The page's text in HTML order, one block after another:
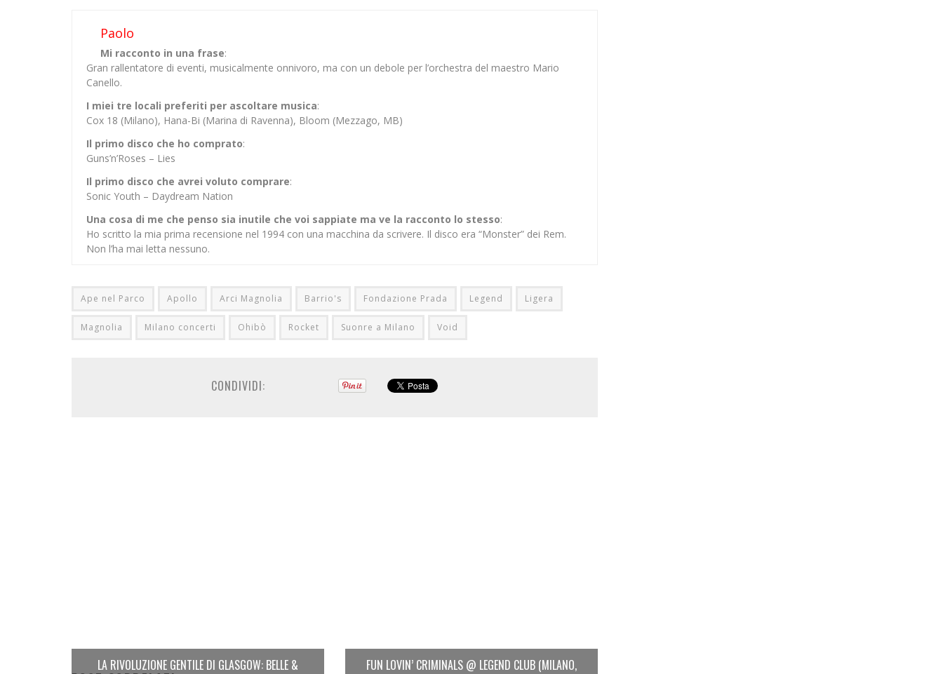
Paolo
Mi racconto in una frase:
Gran rallentatore di eventi, musicalmente onnivoro, ma con un debole per l’orchestra del maestro Mario
Canello.
I miei tre locali preferiti per ascoltare musica:
Cox 18 (Milano), Hana-Bi (Marina di Ravenna), Bloom (Mezzago, MB)
Il primo disco che ho comprato:
Guns’n’Roses – Lies
Il primo disco che avrei voluto comprare:
Sonic Youth – Daydream Nation
Una cosa di me che penso sia inutile che voi sappiate ma ve la racconto lo stesso:
Ho scritto la mia prima recensione nel 1994 con una macchina da scrivere. Il disco era “Monster” dei Rem.
Non l’ha mai letta nessuno.
Ape nel Parco Apollo Arci Magnolia Barrio's Fondazione Prada Legend Ligera
Magnolia Milano concerti Ohibò Rocket Suonre a Milano Void
CONDIVIDI:
LA RIVOLUZIONE GENTILE DI GLASGOW: BELLE & FUN LOVIN’ CRIMINALS @ LEGEND CLUB (MILANO,